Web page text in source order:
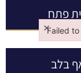
פתח
בלב
Failed
×
Failed to